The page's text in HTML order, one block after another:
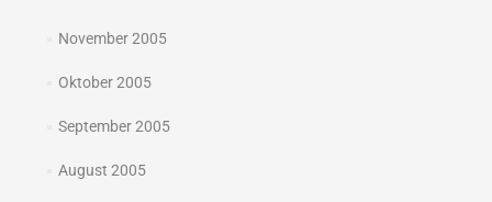
November 2005
Oktober 2005
September 2005
August 2005